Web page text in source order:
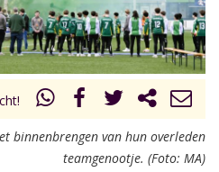
binnenbrengen van hun overleden
teamgenootje. (Foto: MA)